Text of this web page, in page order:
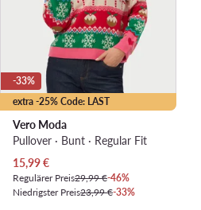
extra -25% Code: LAST
-33%
Vero Moda
Pullover · Bunt · Regular Fit
Aktueller Preis
15,99€
Regulärer Preis29,99 €-46%
Niedrigster Preis23,99 €-33%